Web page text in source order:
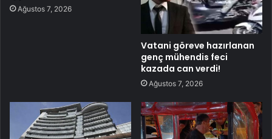
Ağustos 7, 2026
Vatani göreve hazırlanan
genç mühendis feci
kazada can verdi!
Ağustos 7, 2026